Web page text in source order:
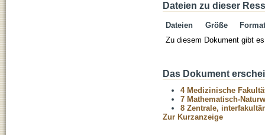
Dateien zu dieser
Dateien Größe
Format
Zu diesem Dokument gibt
Das Dokument
4 Medizinische
7 Mathematisch-
8 Zentrale,
Zur Kurzanzeige